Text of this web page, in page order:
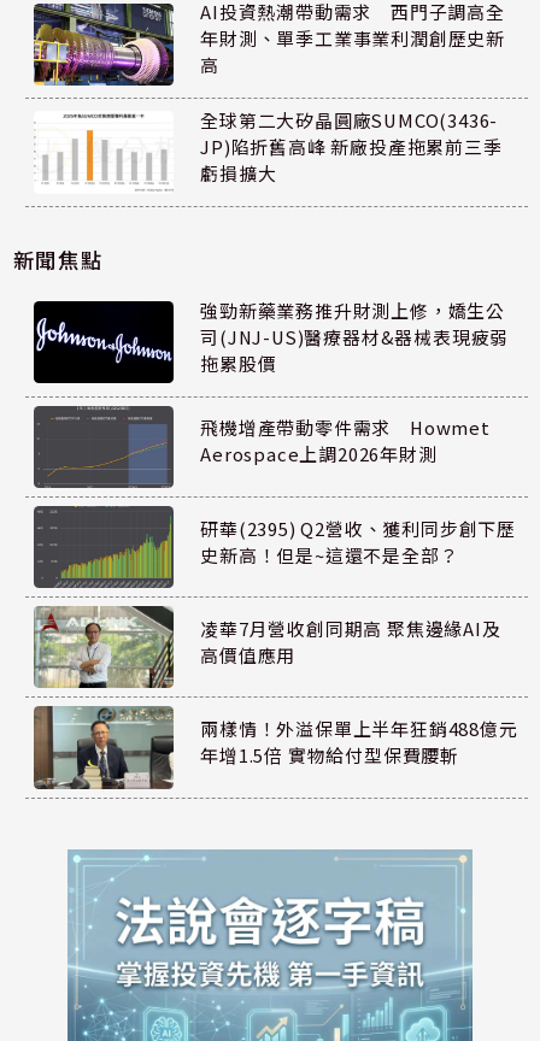
AI投資熱潮帶動需求 西門子調高全
年財測、單季工業事業利潤創歷史新
高
全球第二大矽晶圓廠SUMCO(3436-
JP)陷折舊高峰 新廠投產拖累前三季
虧損擴大
新聞焦點
強勁新藥業務推升財測上修，嬌生公
司(JNJ-US)醫療器材&器械表現疲弱
拖累股價
飛機增產帶動零件需求 Howmet
Aerospace上調2026年財測
研華(2395) Q2營收、獲利同步創下歷
史新高！但是~這還不是全部？
凌華7月營收創同期高 聚焦邊緣AI及
高價值應用
兩樣情！外溢保單上半年狂銷488億元
年增1.5倍 實物給付型保費腰斬